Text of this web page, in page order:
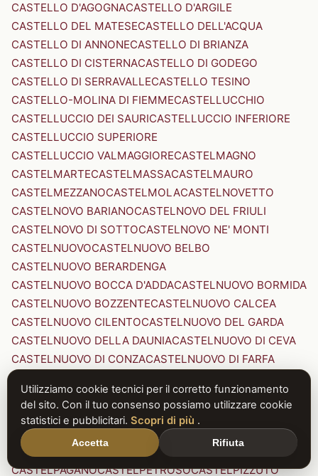
CASTELLO D'AGOGNACASTELLO D'ARGILE
CASTELLO DEL MATESECASTELLO DELL'ACQUA
CASTELLO DI ANNONECASTELLO DI BRIANZA
CASTELLO DI CISTERNACASTELLO DI GODEGO
CASTELLO DI SERRAVALLECASTELLO TESINO
CASTELLO-MOLINA DI FIEMMECASTELLUCCHIO
CASTELLUCCIO DEI SAURICASTELLUCCIO INFERIORE
CASTELLUCCIO SUPERIORE
CASTELLUCCIO VALMAGGIORECASTELMAGNO
CASTELMARTECASTELMASSACASTELMAURO
CASTELMEZZANOCASTELMOLACASTELNOVETTO
CASTELNOVO BARIANOCASTELNOVO DEL FRIULI
CASTELNOVO DI SOTTOCASTELNOVO NE' MONTI
CASTELNUOVOCASTELNUOVO BELBO
CASTELNUOVO BERARDENGA
CASTELNUOVO BOCCA D'ADDACASTELNUOVO BORMIDA
CASTELNUOVO BOZZENTECASTELNUOVO CALCEA
CASTELNUOVO CILENTOCASTELNUOVO DEL GARDA
CASTELNUOVO DELLA DAUNIACASTELNUOVO DI CEVA
CASTELNUOVO DI CONZACASTELNUOVO DI FARFA
CASTELNUOVO DI PORTO CASTELNUOVO DON BOSCO
CASTELNUOVO MAGRACASTELNUOVO NIGRA
CASTELNUOVO PARANOCASTELNUOVO RANGONE
CASTELNUOVO SCRIVIA
CASTELNUOVO VAL DI CECINA
CASTELPAGANOCASTELPETROSOCASTELPIZZUTO
Utilizziamo cookie tecnici per il corretto funzionamento
del sito. Con il tuo consenso possiamo utilizzare cookie
statistici e pubblicitari. Scopri di più .
Accetta Rifiuta